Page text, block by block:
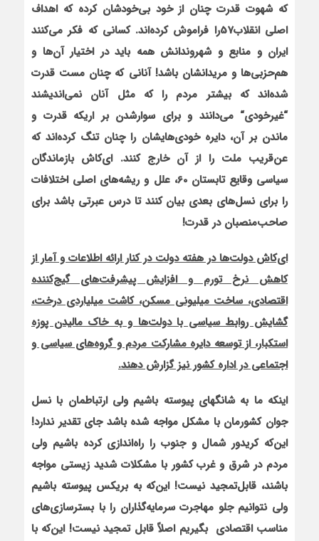
که شهوت قدرت چنان از خود بی‌خودشان کرده که اهداف
اصلی انقلاب57را فراموش کرده‌اند. کسانی که فکر می‌کنند
ایران و منابع و شهروندانش همه باید در اختیار آن‌ها و
هم‌حزبی‌ها و مریدان‏شان باشد! آنانی که چنان مست قدرت
شده‌اند که بیشتر مردم را که مثل آنان نمی‌اندیشند
“غیرخودی“ می‌دانند و برای سوارشدن بر اریکه قدرت و
ماندن بر آن، دایره خودی‌های‏شان را چنان تنگ کرده‌اند که
عن‌قریب ملت را از آن خارج کنند. ای‌کاش بازماندگان
سیاسی وقایع تابستان 60، علل و ریشه‌های اصلی اختلافات
را برای نسل‌های بعدی بیان کنند تا درس عبرتی باشد برای
صاحب‌منصبان در قدرت!
ای‌کاش دولت‌ها در هفته دولت در کنار ارائه اطلاعات و آمار از
کاهش نرخ تورم و افزایش پیشرفت‌های گیج‌کننده
اقتصادی، ساخت میلیونی مسکن، کاشت میلیاردی درخت،
گشایش روابط سیاسی با دولت‌ها و به خاک مالیدن پوزه
استکبار، از توسعه دایره مشارکت مردم و گروه‌های سیاسی و
اجتماعی در اداره کشور نیز گزارش دهند.
اینکه ما به شانگ‏های پیوسته باشیم ولی ارتباط‏مان با نسل
جوان کشورمان با مشکل مواجه شده باشد جای تقدیر ندارد!
این‌که کریدور شمال و جنوب را راه‌اندازی کرده باشیم ولی
مردم در شرق و غرب کشور با مشکلات شدید زیستی مواجه
باشند، قابل‌تمجید نیست! این‌که به بریکس پیوسته باشیم
ولی نتوانیم جلو مهاجرت سرمایه‌گذاران را با بسترسازی‌های
مناسب اقتصادی بگیریم اصلاً قابل‌ تمجید نیست! این‌که با